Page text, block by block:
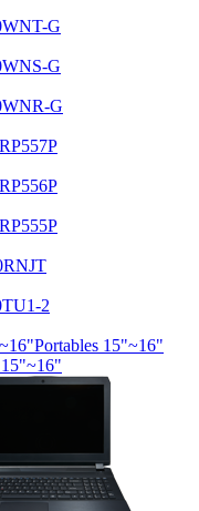
G
G
G
2
Portables 15"~16"
15"~16"